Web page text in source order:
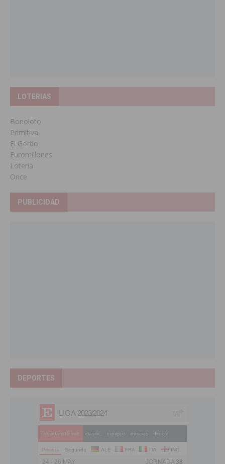
LOTERIAS
Bonoloto
Primitiva
El Gordo
Euromillones
Loteria
Once
PUBLICIDAD
DEPORTES